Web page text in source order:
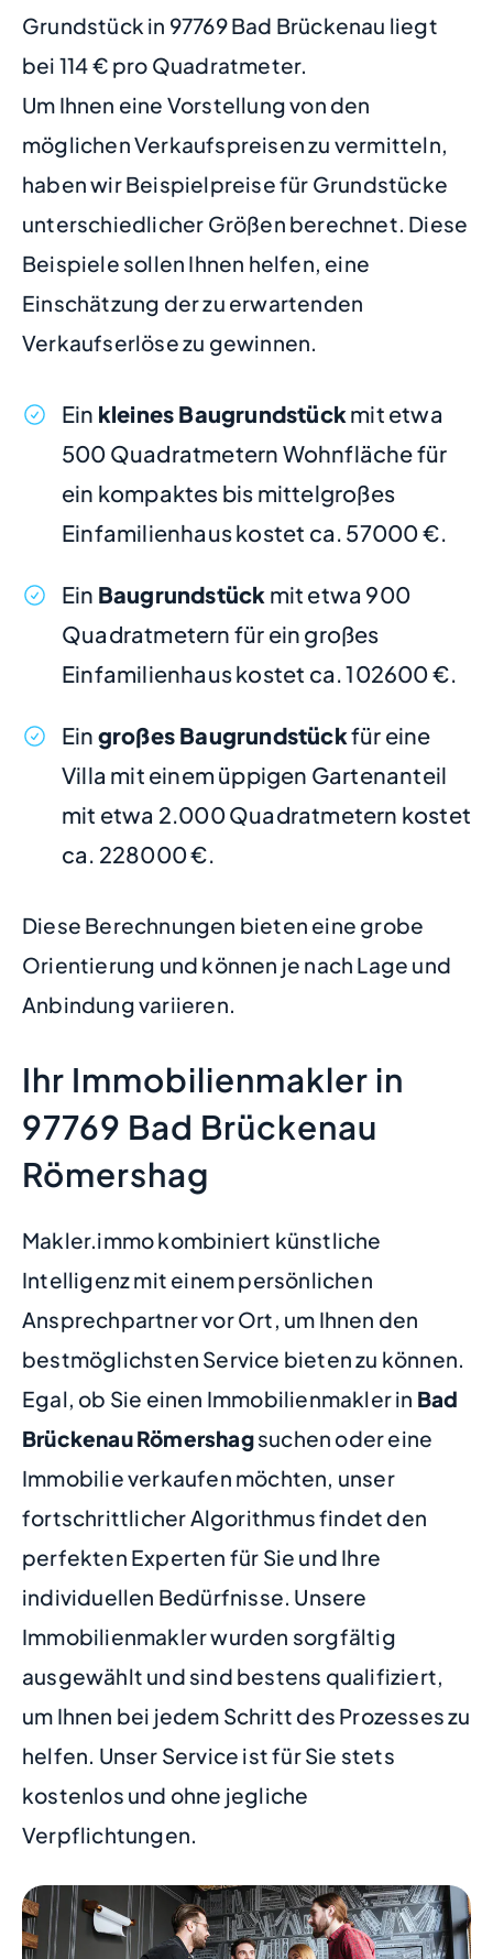
Grundstück in 97769 Bad Brückenau liegt
bei 114 € pro Quadratmeter.
Um Ihnen eine Vorstellung von den
möglichen Verkaufspreisen zu vermitteln,
haben wir Beispielpreise für Grundstücke
unterschiedlicher Größen berechnet. Diese
Beispiele sollen Ihnen helfen, eine
Einschätzung der zu erwartenden
Verkaufserlöse zu gewinnen.
Ein kleines Baugrundstückmit etwa
500 Quadratmetern Wohnfläche für
ein kompaktes bis mittelgroßes
Einfamilienhaus kostet ca. 57000 €.
Ein Baugrundstück mit etwa 900
Quadratmetern für ein großes
Einfamilienhaus kostet ca. 102600 €.
Ein großes Baugrundstückfür eine
Villa mit einem üppigen Gartenanteil
mit etwa 2.000 Quadratmetern kostet
ca. 228000 €.
Diese Berechnungen bieten eine grobe
Orientierung und können je nach Lage und
Anbindung variieren.
Ihr Immobilienmakler in
97769 Bad Brückenau
Römershag
Makler.immo kombiniert künstliche
Intelligenz mit einem persönlichen
Ansprechpartner vor Ort, um Ihnen den
bestmöglichsten Service bieten zu können.
Egal, ob Sie einen Immobilienmakler in Bad
Brückenau Römershagsuchen oder eine
Immobilie verkaufen möchten, unser
fortschrittlicher Algorithmus findet den
perfekten Experten für Sie und Ihre
individuellen Bedürfnisse. Unsere
Immobilienmakler wurden sorgfältig
ausgewählt und sind bestens qualifiziert,
um Ihnen bei jedem Schritt des Prozesses zu
helfen. Unser Service ist für Sie stets
kostenlos und ohne jegliche
Verpflichtungen.